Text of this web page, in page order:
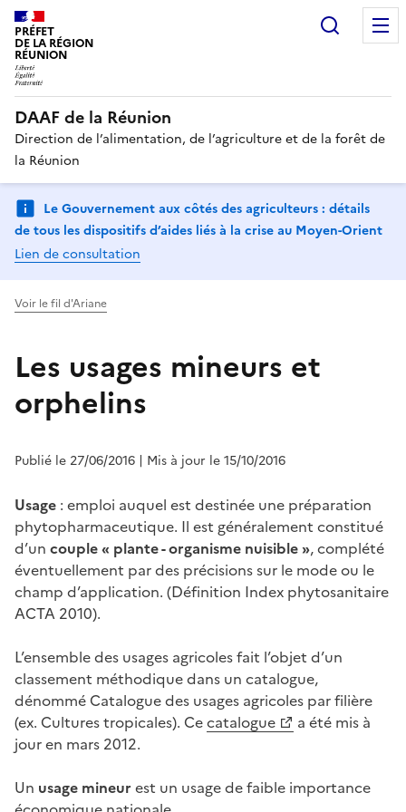
PRÉFET
DE LA RÉGION
RÉUNION
DAAF de la Réunion
Direction de l’alimentation, de l’agriculture et de la forêt de
la Réunion
Le Gouvernement aux côtés des agriculteurs : détails
de tous les dispositifs d’aides liés à la crise au Moyen-Orient
Lien de consultation
Voir le fil d'Ariane
Les usages mineurs et
orphelins
Publié le 27/06/2016 | Mis à jour le 15/10/2016
Usage : emploi auquel est destinée une préparation
phytopharmaceutique. Il est généralement constitué
d’un couple « plante - organisme nuisible », complété
éventuellement par des précisions sur le mode ou le
champ d’application. (Définition Index phytosanitaire
ACTA 2010).
L’ensemble des usages agricoles fait l’objet d’un
classement méthodique dans un catalogue,
dénommé Catalogue des usages agricoles par filière
(ex. Cultures tropicales). Cecatalogue
a été mis à
jour en mars 2012.
Un usage mineur est un usage de faible importance